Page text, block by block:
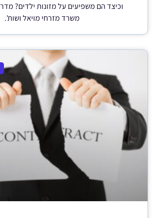
וכיצד הם משפיעים על מזונות ילדים?
משרד מזרחי מויאל ושות'.